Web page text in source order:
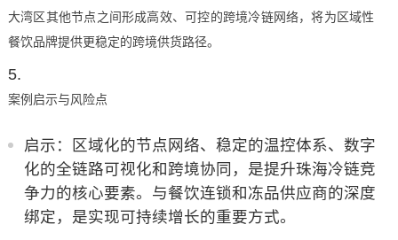
大湾区其他节点之间形成高效、可控的跨境冷链网络，将为区域性
餐饮品牌提供更稳定的跨境供货路径。
案例启示与风险点
启示：区域化的节点网络、稳定的温控体系、数字
化的全链路可视化和跨境协同，是提升珠海冷链竞
争力的核心要素。与餐饮连锁和冻品供应商的深度
绑定，是实现可持续增长的重要方式。